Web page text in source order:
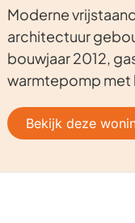
Moderne
architectuur
bouwjaar 2012,
warmtepomp
Bekijk deze